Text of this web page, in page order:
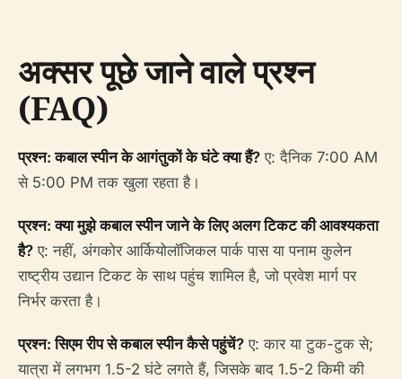
अक्सर पूछे जाने वाले प्रश्न
(FAQ)
प्रश्न: कबाल स्पीन के आगंतुकों के घंटे क्या हैं? ए: दैनिक 7:00 AM
से 5:00 PM तक खुला रहता है।
प्रश्न: क्या मुझे कबाल स्पीन जाने के लिए अलग टिकट की आवश्यकता
है? ए: नहीं, अंगकोर आर्कियोलॉजिकल पार्क पास या पनाम कुलेन
राष्ट्रीय उद्यान टिकट के साथ पहुंच शामिल है, जो प्रवेश मार्ग पर
निर्भर करता है।
प्रश्न: सिएम रीप से कबाल स्पीन कैसे पहुंचें? ए: कार या टुक-टुक से;
यात्रा में लगभग 1.5-2 घंटे लगते हैं, जिसके बाद 1.5-2 किमी की